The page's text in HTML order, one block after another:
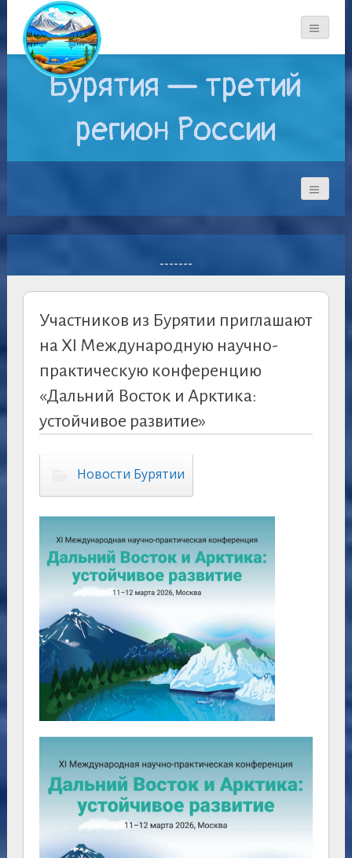
Бурятия — третий
регион России
-------
Участников из Бурятии приглашают
на XI Международную научно-
практическую конференцию
«Дальний Восток и Арктика:
устойчивое развитие»
Новости Бурятии